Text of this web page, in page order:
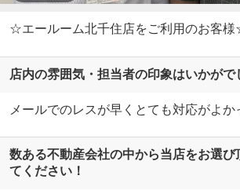
☆エールーム北千住店をご利用のお客
店内の雰囲気・担当者の印象はいかがで
メールでのレスが早くとても対応がよか
数ある不動産会社の中から当店をお選び
てください！